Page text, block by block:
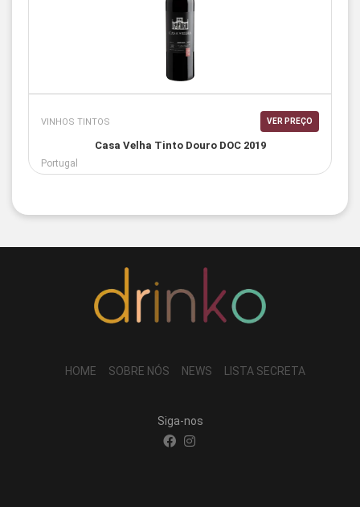
VINHOS TINTOS VER PREÇO
Casa Velha Tinto Douro DOC 2019
Portugal
HOME SOBRE NÓS NEWS LISTA SECRETA
Siga-nos